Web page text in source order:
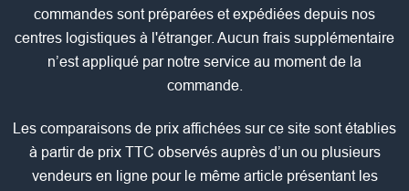
commandes sont préparées et expédiées depuis nos
centres logistiques à l'étranger. Aucun frais supplémentaire
n’est appliqué par notre service au moment de la
commande.
Les comparaisons de prix affichées sur ce site sont établies
à partir de prix TTC observés auprès d’un ou plusieurs
vendeurs en ligne pour le même article présentant les